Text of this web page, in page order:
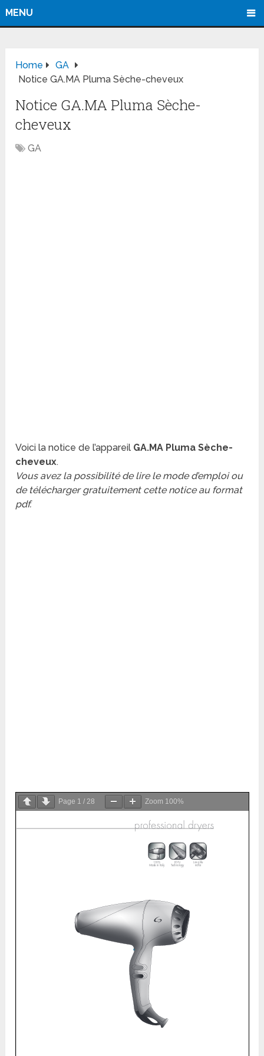
MENU
Home
GA
Notice GA.MA Pluma Sèche-cheveux
Notice GA.MA Pluma Sèche-
cheveux
GA
Voici la notice de l’appareil GA.MA Pluma Sèche-
cheveux.
Vous avez la possibilité de lire le mode d’emploi ou
de télécharger gratuitement cette notice au format
pdf.
Page 1 /28 Zoom 100%